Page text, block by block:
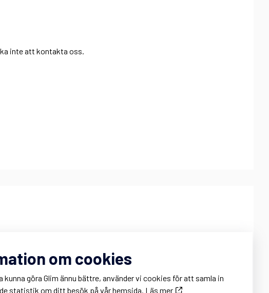
inte att kontakta oss.
ronnie@glim.se
Kontor: 011 – 10 88 80
Mobil: 0707 – 95 02 84
om cookies
kunna göra Glim ännu bättre, använder vi cookies för att samla in
statistik om ditt besök på vår hemsida. Läs mer